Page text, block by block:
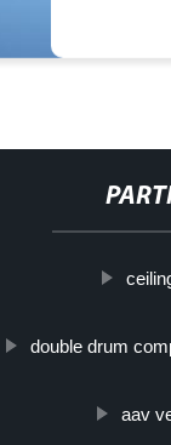
double drum
aav